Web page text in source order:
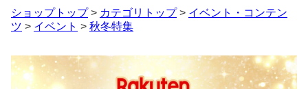
ショップトップ> カテゴリトップ> イベント・コンテン
ツ > イベント > 秋冬特集